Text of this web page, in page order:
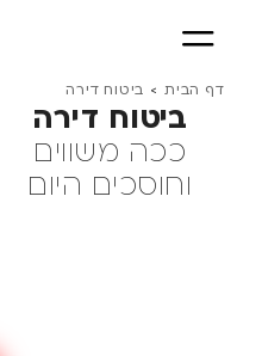
דף הבית > ביטוח דירה
ביטוח דירה
ככה משווים
וחוסכים היום